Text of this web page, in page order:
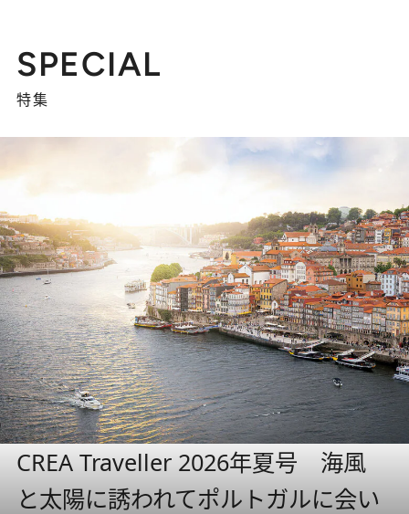
SPECIAL
特集
CREA Traveller 2026年夏号 海風
と太陽に誘われてポルトガルに会い